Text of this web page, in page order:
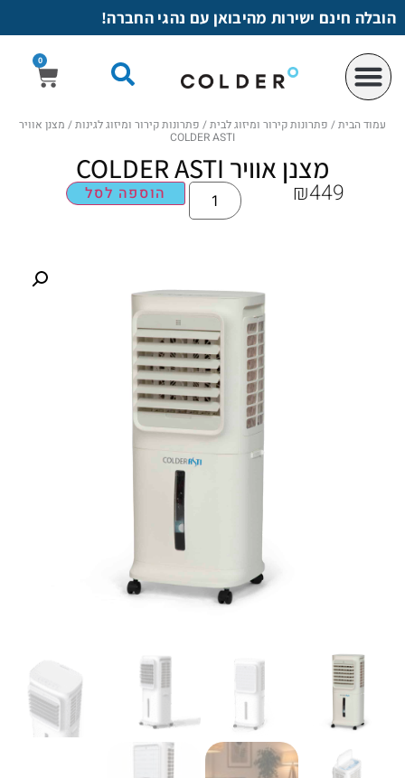
לתוכן
הובלה חינם ישירות מהיבואן עם נהגי החברה!
0
עמוד הבית/ פתרונות קירור ומיזוג לבית/ פתרונות קירור ומיזוג לגינות/ מצנן אוויר
COLDER ASTI
מצנן אוויר COLDER ASTI
₪449 הוספה לסל